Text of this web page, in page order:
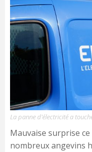
La panne d’électricité a
Mauvaise surprise
nombreux angevins